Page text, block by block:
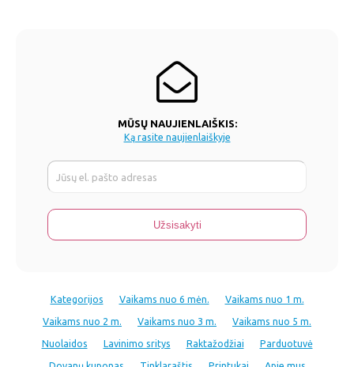
MŪSŲ NAUJIENLAIŠKIS:
Ką rasite naujienlaiškyje
Kategorijos Vaikams nuo 6 mėn.
Vaikams nuo 1 m.
Vaikams nuo 2 m.
Vaikams nuo 3 m.
Vaikams nuo 5 m.
Nuolaidos
Lavinimo sritys Raktažodžiai
Parduotuvė